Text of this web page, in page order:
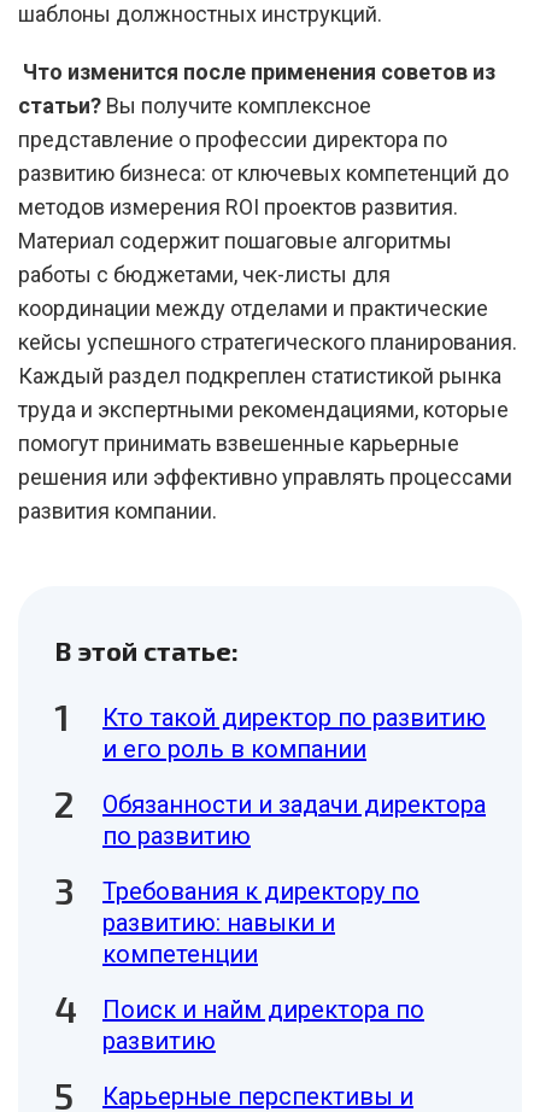
шаблоны должностных инструкций.
Что изменится после применения советов из
статьи? Вы получите комплексное
представление о профессии директора по
развитию бизнеса: от ключевых компетенций до
методов измерения ROI проектов развития.
Материал содержит пошаговые алгоритмы
работы с бюджетами, чек-листы для
координации между отделами и практические
кейсы успешного стратегического планирования.
Каждый раздел подкреплен статистикой рынка
труда и экспертными рекомендациями, которые
помогут принимать взвешенные карьерные
решения или эффективно управлять процессами
развития компании.
В этой статье:
Кто такой директор по развитию
и его роль в компании
Обязанности и задачи директора
по развитию
Требования к директору по
развитию: навыки и
компетенции
Поиск и найм директора по
развитию
Карьерные перспективы и